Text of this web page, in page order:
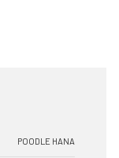
POODLE HANA